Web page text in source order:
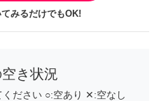
みるだけでもOK!
き状況
ください ○:空あり ✕:空なし